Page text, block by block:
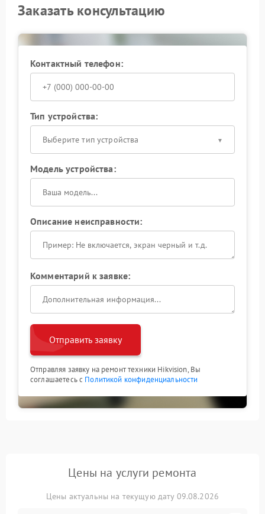
Заказать консультацию
Контактный телефон:
Тип устройства:
Выберите тип устройства
Модель устройства:
Описание неисправности:
Комментарий к заявке:
Отправить заявку
Отправляя заявку на ремонт техники Hikvision, Вы
соглашаетесь с Политикой конфиденциальности
Цены на услуги ремонта
Цены актуальны на текущую дату 09.08.2026